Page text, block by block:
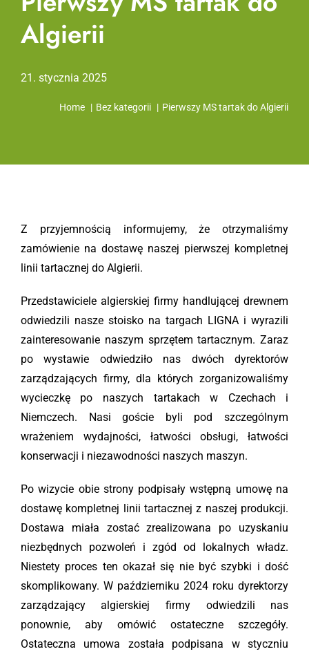
Algierii
21. stycznia 2025
Home Bez kategorii Pierwszy MS tartak do Algierii
Z przyjemnością informujemy, że otrzymaliśmy
zamówienie na dostawę naszej pierwszej kompletnej
linii tartacznej do Algierii.
Przedstawiciele algierskiej firmy handlującej drewnem
odwiedzili nasze stoisko na targach LIGNA i wyrazili
zainteresowanie naszym sprzętem tartacznym. Zaraz
po wystawie odwiedziło nas dwóch dyrektorów
zarządzających firmy, dla których zorganizowaliśmy
wycieczkę po naszych tartakach w Czechach i
Niemczech. Nasi goście byli pod szczególnym
wrażeniem wydajności, łatwości obsługi, łatwości
konserwacji i niezawodności naszych maszyn.
Po wizycie obie strony podpisały wstępną umowę na
dostawę kompletnej linii tartacznej z naszej produkcji.
Dostawa miała zostać zrealizowana po uzyskaniu
niezbędnych pozwoleń i zgód od lokalnych władz.
Niestety proces ten okazał się nie być szybki i dość
skomplikowany. W październiku 2024 roku dyrektorzy
zarządzający algierskiej firmy odwiedzili nas
ponownie, aby omówić ostateczne szczegóły.
Ostateczna umowa została podpisana w styczniu